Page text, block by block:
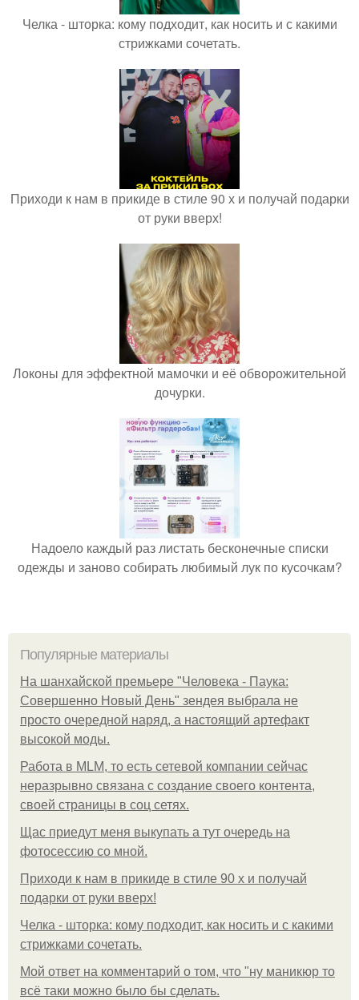
Челка - шторка: кому подходит, как носить и с какими
стрижками сочетать.
Приходи к нам в прикиде в стиле 90 х и получай подарки
от руки вверх!
Локоны для эффектной мамочки и её обворожительной
дочурки.
Надоело каждый раз листать бесконечные списки
одежды и заново собирать любимый лук по кусочкам?
Популярные материалы
На шанхайской премьере "Человека - Паука:
Совершенно Новый День" зендея выбрала не
просто очередной наряд, а настоящий артефакт
высокой моды.
Работа в MLM, то есть сетевой компании сейчас
неразрывно связана с создание своего контента,
своей страницы в соц сетях.
Щас приедут меня выкупать а тут очередь на
фотосессию со мной.
Приходи к нам в прикиде в стиле 90 х и получай
подарки от руки вверх!
Челка - шторка: кому подходит, как носить и с какими
стрижками сочетать.
Мой ответ на комментарий о том, что "ну маникюр то
всё таки можно было бы сделать.